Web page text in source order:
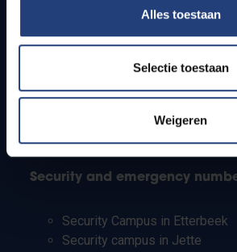
Alles toestaan
Selectie toestaan
Weigeren
Students
PhD students
Teachers and secondary
Working students
Security and emergency
Security Campus in Etterbeek
Security campus in Jette